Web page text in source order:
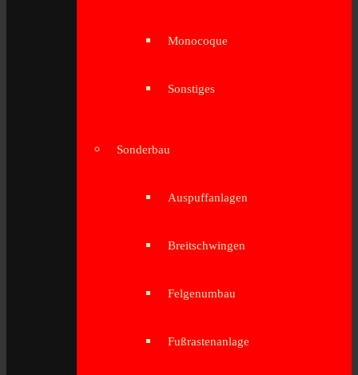
Monocoque
Sonstiges
Sonderbau
Auspuffanlagen
Breitschwingen
Felgenumbau
Fußrastenanlage